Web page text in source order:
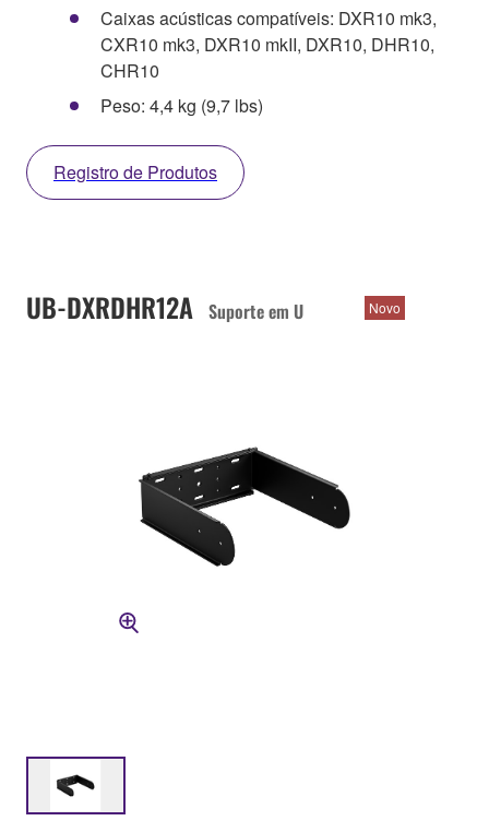
Caixas acústicas compatíveis: DXR10 mk3,
CXR10 mk3, DXR10 mkII, DXR10, DHR10,
CHR10
Peso: 4,4 kg (9,7 lbs)
Registro de Produtos
UB-DXRDHR12A Suporte em U Novo